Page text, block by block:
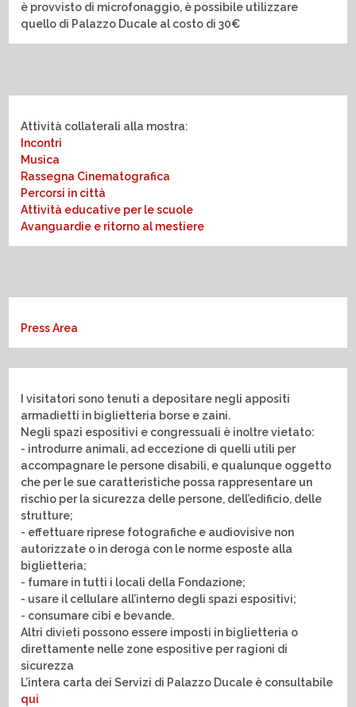
è provvisto di microfonaggio, è possibile utilizzare
quello di Palazzo Ducale al costo di 30€
Attività collaterali alla mostra:
Incontri
Musica
Rassegna Cinematografica
Percorsi in città
Attività educative per le scuole
Avanguardie e ritorno al mestiere
Press Area
I visitatori sono tenuti a depositare negli appositi
armadietti in biglietteria borse e zaini.
Negli spazi espositivi e congressuali è inoltre vietato:
- introdurre animali, ad eccezione di quelli utili per
accompagnare le persone disabili, e qualunque oggetto
che per le sue caratteristiche possa rappresentare un
rischio per la sicurezza delle persone, dell’edificio, delle
strutture;
- effettuare riprese fotografiche e audiovisive non
autorizzate o in deroga con le norme esposte alla
biglietteria;
- fumare in tutti i locali della Fondazione;
- usare il cellulare all’interno degli spazi espositivi;
- consumare cibi e bevande.
Altri divieti possono essere imposti in biglietteria o
direttamente nelle zone espositive per ragioni di
sicurezza
L’intera carta dei Servizi di Palazzo Ducale è consultabile
qui